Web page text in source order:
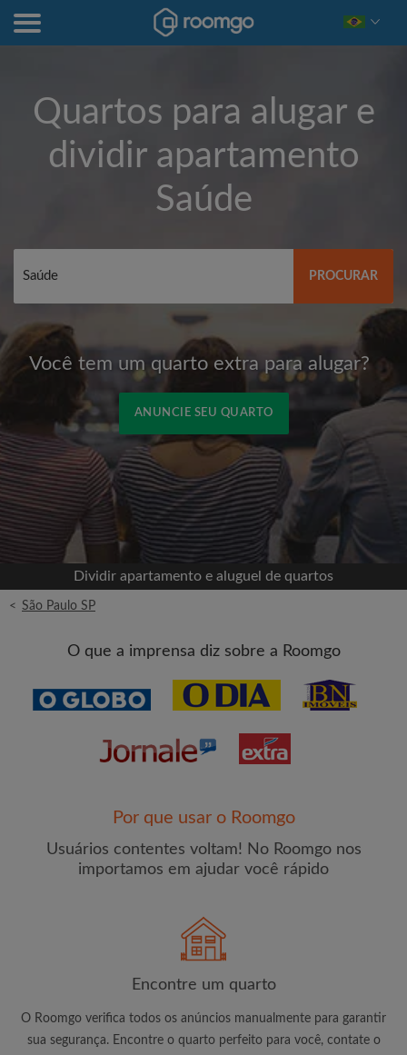
Quartos para alugar e
dividir apartamento
Saúde
PROCURAR
Você tem um quarto extra para alugar?
ANUNCIE SEU QUARTO
Cadastrar-se com o Facebook
Jamais publicaremos na sua linha do tempo sem
sua permissão
OU
Li, entendi e concordo com os
Termos e Condições de
uso e com a Política de Privadicade
Dividir apartamento e aluguel de quartos
< São Paulo SP
O que a imprensa diz sobre a Roomgo
Por que usar o Roomgo
Usuários contentes voltam! No Roomgo nos
importamos em ajudar você rápido
Encontre um quarto
O Roomgo verifica todos os anúncios manualmente para garantir
sua segurança. Encontre o quarto perfeito para você, contate o